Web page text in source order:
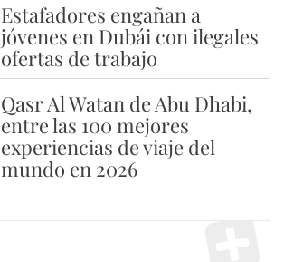
Estafadores engañan a
jóvenes en Dubái con ilegales
ofertas de trabajo
Qasr Al Watan de Abu Dhabi,
entre las 100 mejores
experiencias de viaje del
mundo en 2026